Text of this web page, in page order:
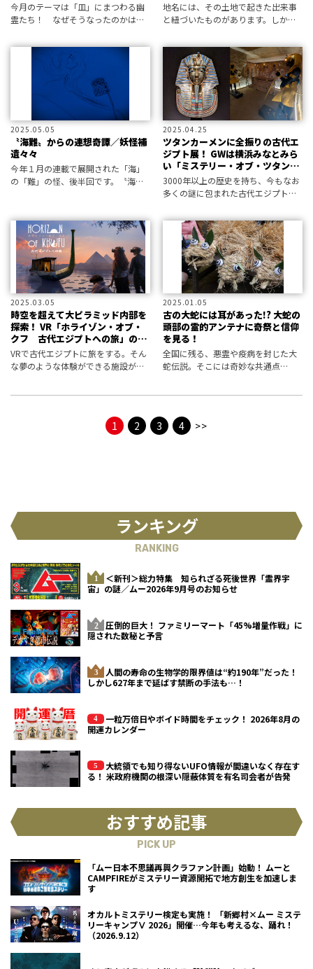
今月のテーマは「皿」にまつわる幽
霊たち！ なぜそうなったのかは後
幽霊もよくぞこんなにというほど補
遺々々されています。ホラー小説家
にして屈指の妖怪研究家・黒史郎
が、記録に
地名には、その土地で起きた出来事
と紐づいたものがあります。しかも
件だったりと、ゾクリとするものが
由来の場合も！ ホラー小説家にし
て屈指の妖怪研究家・黒史郎が、記
録には残
2025.05.05
〝海難〟からの連想奇譚／妖怪補
遺々々
今年１月の連載で展開された「海」
の「難」の怪、後半回です。〝海
指の妖怪研究家・黒史郎が、記録に
は残されながらも人々から“忘れ去ら
れた妖怪
2025.04.25
ツタンカーメンに全振りの古代エ
ジプト展！ GWは横浜みなとみら
い「ミステリー・オブ・ツタンカ
ーメン」で王墓に浸る
3000年以上の歴史を持ち、今もなお
多くの謎に包まれた古代エジプト王
浜・みなとみらいで体感できる！
2025.03.05
時空を超えて大ピラミッド内部を
探索！ VR「ホライゾン・オブ・
クフ 古代エジプトへの旅」の幻
想体験レポート
VRで古代エジプトに旅をする。そん
な夢のような体験ができる施設が横
2025.01.05
古の大蛇には耳があった!? 大蛇の
頭部の霊的アンテナに奇祭と信仰
を見る！
全国に残る、悪霊や疫病を封じた大
蛇伝説。そこには奇妙な共通点
1 2 3 4 >>
ランキング
RANKING
＜新刊＞総力特集 知られざる死後世界「霊界宇
宙」の謎／ムー2026年9月号のお知らせ
圧倒的巨大！ ファミリーマート「45%増量作戦」に
隠された数秘と予言
人間の寿命の生物学的限界値は“約190年”だった！
しかし627年まで延ばす禁断の手法も…！
一粒万倍日やボイド時間をチェック！ 2026年8月の
開運カレンダー
大統領でも知り得ないUFO情報が間違いなく存在す
る！ 米政府機関の根深い隠蔽体質を有名司会者が告発
おすすめ記事
PICK UP
「ムー日本不思議再興クラファン計画」始動！ ムーと
CAMPFIREがミステリー資源開拓で地方創生を加速しま
す
オカルトミステリー検定も実施！ 「新郷村×ムー ミステ
リーキャンプⅤ 2026」開催…今年も考えるな、踊れ！
（2026.9.12）